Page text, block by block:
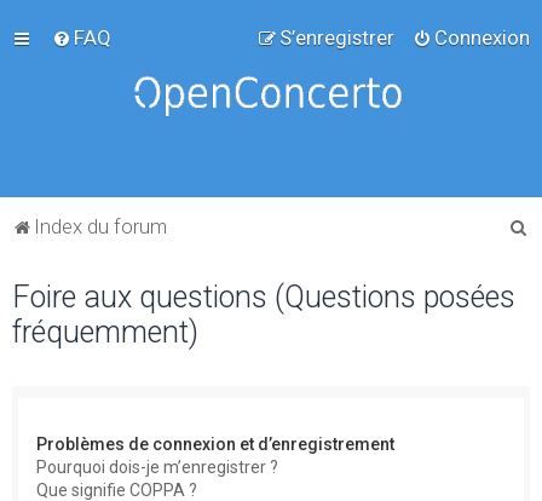
FAQ Connexion
S’enregistrer
Index du forum
Foire aux questions (Questions posées
fréquemment)
Problèmes de connexion et d’enregistrement
Pourquoi dois-je m’enregistrer ?
Que signifie COPPA ?